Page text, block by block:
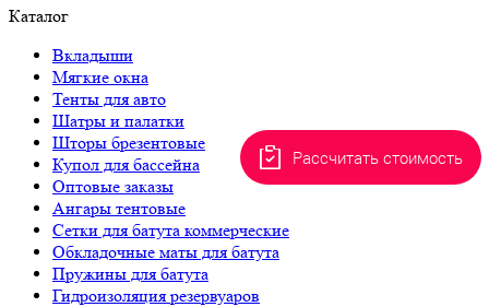
Каталог
Вкладыши
Мягкие окна
Тенты для авто
Шатры и палатки
Шторы брезентовые
Купол для бассейна
Оптовые заказы
Ангары тентовые
Сетки для батута коммерческие
Обкладочные маты для батута
Пружины для батута
Гидроизоляция резервуаров
Рассчитать стоимость